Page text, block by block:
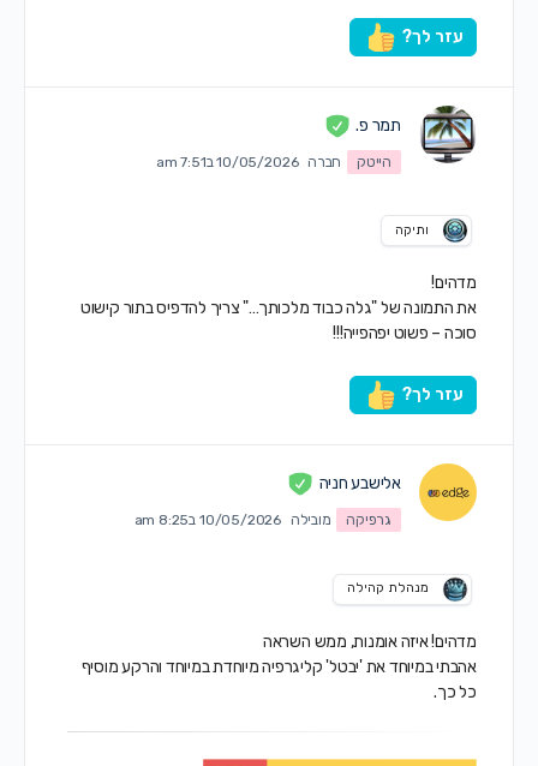
עזר לך?
תמר פ.
הייטק חברה 10/05/2026 ב7:51 am
ותיקה
מדהים!
את התמונה של "גלה כבוד מלכותך…" צריך להדפיס בתור קישוט
סוכה – פשוט יפהפייה!!!
עזר לך?
אלישבע חניה
גרפיקה מובילה 10/05/2026 ב8:25 am
מנהלת קהילה
מדהים! איזה אומנות, ממש השראה
אהבתי במיוחד את 'יבטל' קליגרפיה מיוחדת במיוחד והרקע מוסיף
כל כך.